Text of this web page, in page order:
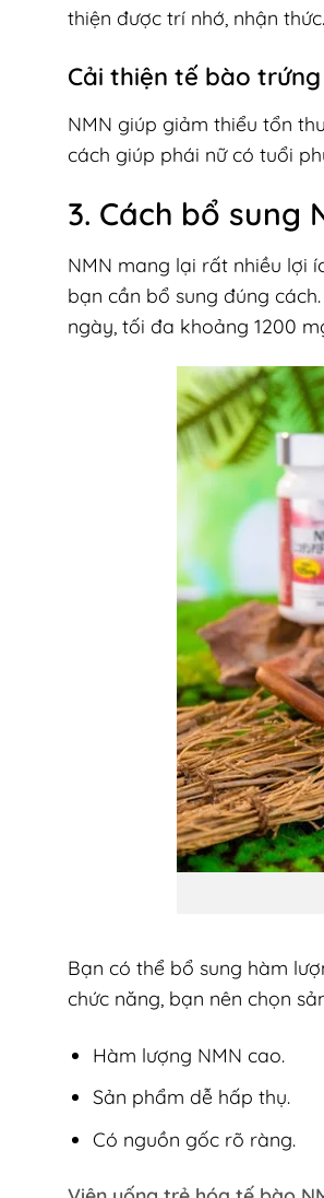
thiện được trí nhớ, nhận thức.
Cải thiện tế bào
NMN giúp giảm thiểu tổn
cách giúp phái nữ có tuổi
3. Cách bổ sung
NMN mang lại rất nhiều lợi
bạn cần bổ sung đúng
ngày, tối đa khoảng 1200
Bạn có thể bổ sung hàm
chức năng, bạn nên chọn
Hàm lượng NMN cao.
Sản phẩm dễ hấp thụ.
Có nguồn gốc rõ ràng.